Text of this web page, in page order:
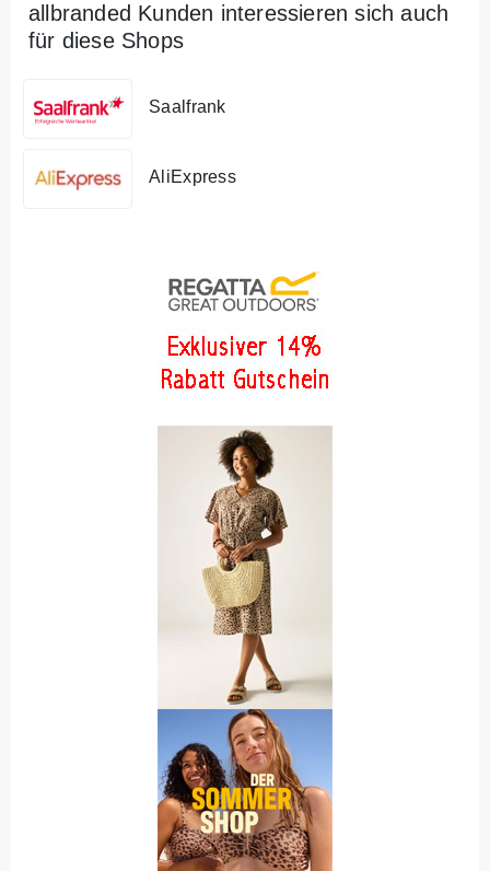
allbranded Kunden interessieren sich auch
für diese Shops
Saalfrank
AliExpress